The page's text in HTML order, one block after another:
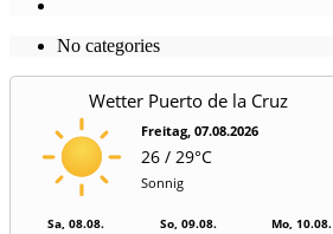
No categories
Wetter Puerto de la Cruz
Freitag, 07.08.2026
26 / 29°C
Sonnig
Sa, 08.08. So, 09.08. Mo, 10.08.